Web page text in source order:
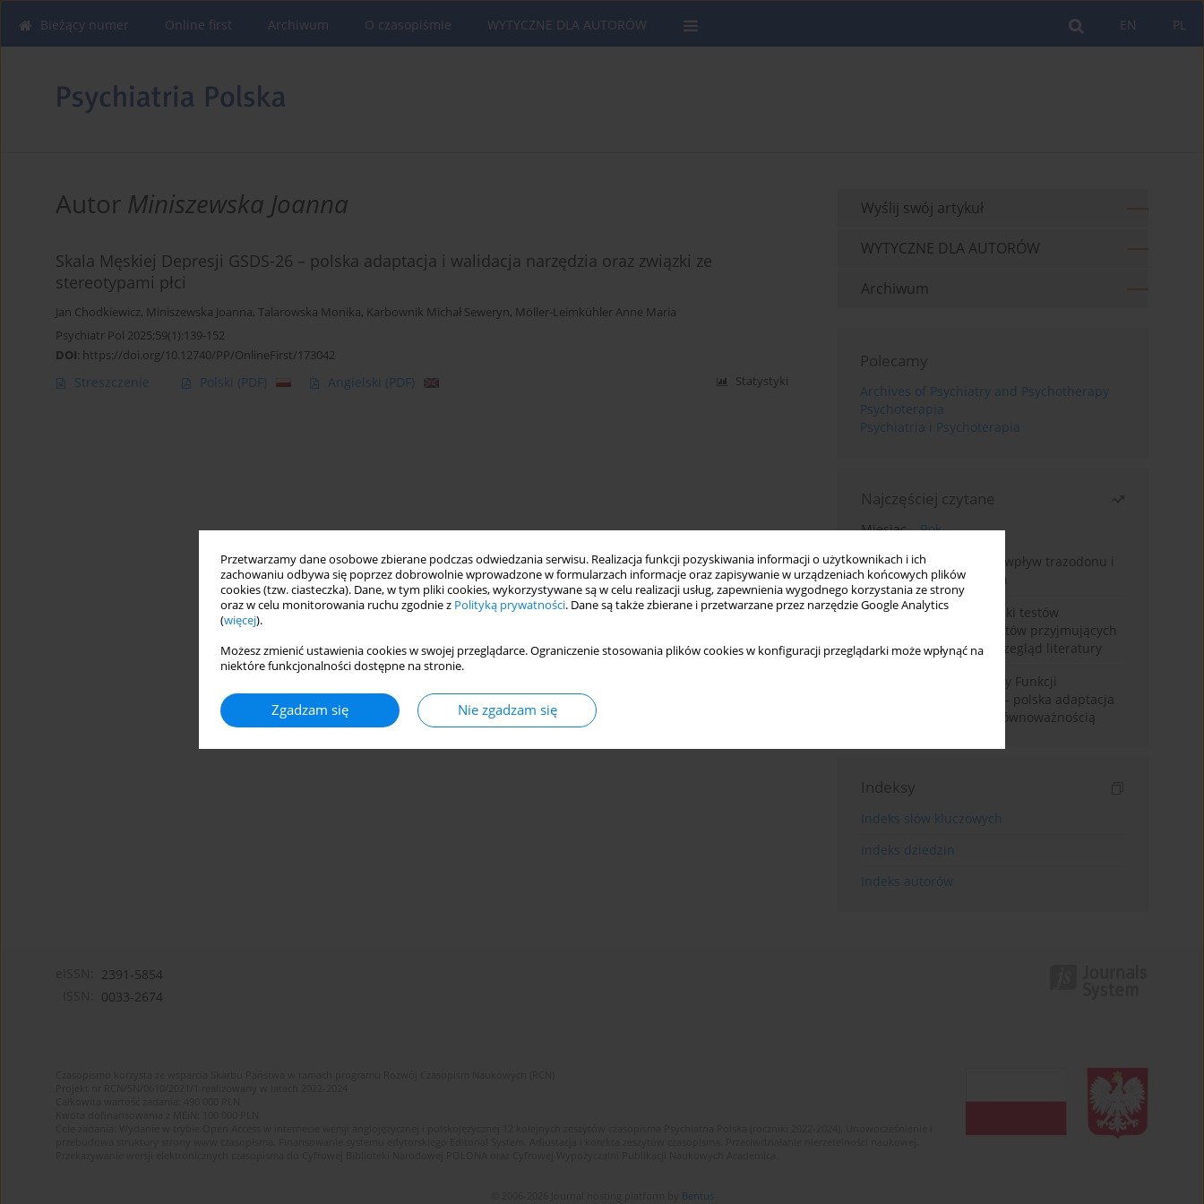
Przetwarzamy dane osobowe zbierane podczas odwiedzania serwisu. Realizacja funkcji pozyskiwania informacji o użytkownikach i ich
zachowaniu odbywa się poprzez dobrowolnie wprowadzone w formularzach informacje oraz zapisywanie w urządzeniach końcowych plików
cookies (tzw. ciasteczka). Dane, w tym pliki cookies, wykorzystywane są w celu realizacji usług, zapewnienia wygodnego korzystania ze strony
oraz w celu monitorowania ruchu zgodnie z Polityką prywatności. Dane są także zbierane i przetwarzane przez narzędzie Google Analytics
(więcej).
Możesz zmienić ustawienia cookies w swojej przeglądarce. Ograniczenie stosowania plików cookies w konfiguracji przeglądarki może wpłynąć na
niektóre funkcjonalności dostępne na stronie.
Zgadzam się Nie zgadzam się
PL
EN
Bieżący numer Online first Archiwum O czasopiśmie WYTYCZNE DLA AUTORÓW
Autor Miniszewska Joanna
Skala Męskiej Depresji GSDS-26 – polska adaptacja i walidacja narzędzia oraz związki ze
stereotypami płci
Jan Chodkiewicz, Miniszewska Joanna, Talarowska Monika, Karbownik Michał Seweryn, Möller-Leimkühler Anne Maria
Psychiatr Pol 2025;59(1):139-152
DOI: https://doi.org/10.12740/PP/OnlineFirst/173042
Streszczenie Polski (PDF) Angielski (PDF) Statystyki
Wyślij swój artykuł
WYTYCZNE DLA AUTORÓW
Archiwum
Polecamy
Archives of Psychiatry and Psychotherapy
Psychoterapia
Psychiatria i Psychoterapia
Najczęściej czytane
Miesiąc
Rok
Leczenie bezsenności – wpływ trazodonu i
leków nasennych na sen
Fałszywie dodatnie wyniki testów
narkotykowych u pacjentów przyjmujących
leki psychotropowe – przegląd literatury
Montrealska Skala Oceny Funkcji
Poznawczych MoCA 7.2.– polska adaptacja
metody i badania nad równoważnością
Indeksy
Indeks słów kluczowych
Indeks dziedzin
Indeks autorów
2391-5854
0033-2674
Bentus